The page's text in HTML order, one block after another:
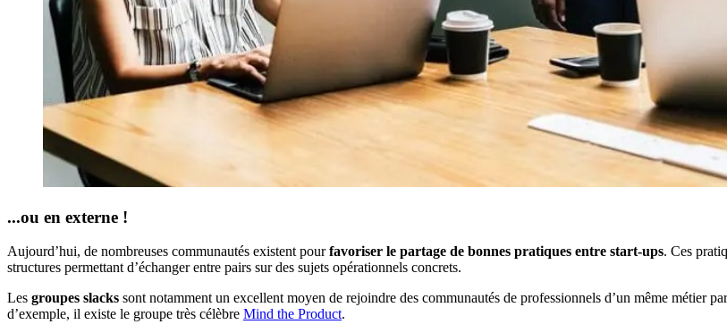
...ou en externe !
Aujourd’hui, de nombreuses communautés existent pourfavoriser le partage de bonnes pratiques entre start-ups. Ces
structures permettant d’échanger entre pairs sur des sujets opérationnels concrets.
Les groupes slacks sont notamment un excellent moyen de rejoindre des communautés de professionnels d’un même métier
d’exemple, il existe le groupe très célèbre Mind the Product.